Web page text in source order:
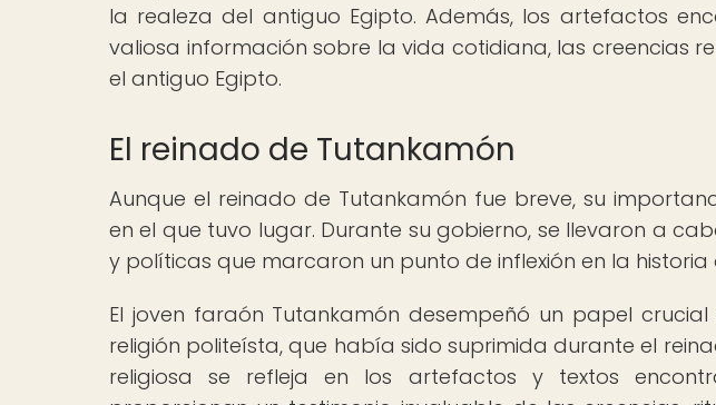
la realeza del antiguo Egipto. Además, los artefactos
valiosa información sobre la vida cotidiana, las creencias
el antiguo Egipto.
El reinado de Tutankamón
Aunque el reinado de Tutankamón fue breve, su
en el que tuvo lugar. Durante su gobierno, se llevaron a
y políticas que marcaron un punto de inflexión en la historia
El joven faraón Tutankamón desempeñó un papel
religión politeísta, que había sido suprimida durante el
religiosa se refleja en los artefactos y textos